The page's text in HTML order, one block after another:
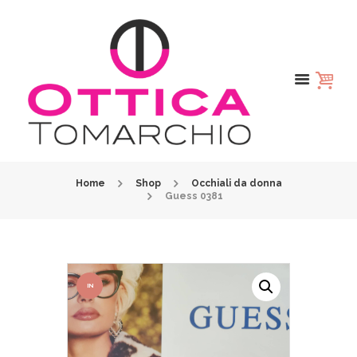
Home Shop
Occhiali da donna
Guess 0381
IN
OFFER
TA!